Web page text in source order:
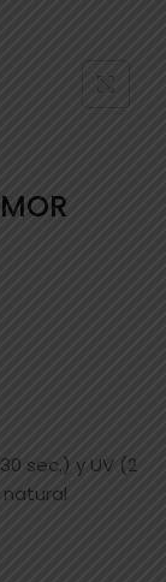
sec.) y UV (2